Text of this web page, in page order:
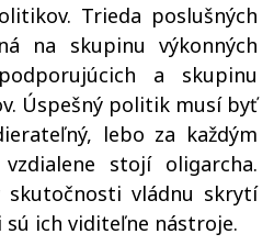
Trieda poslušných
na skupinu výkonných
a skupinu
Úspešný politik musí byť
lebo za každým
stojí oligarcha.
vládnu skrytí
ich viditeľne nástroje.